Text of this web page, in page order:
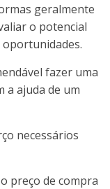
geralmente
o potencial
fazer uma
a ajuda de um
necessários
preço de compra